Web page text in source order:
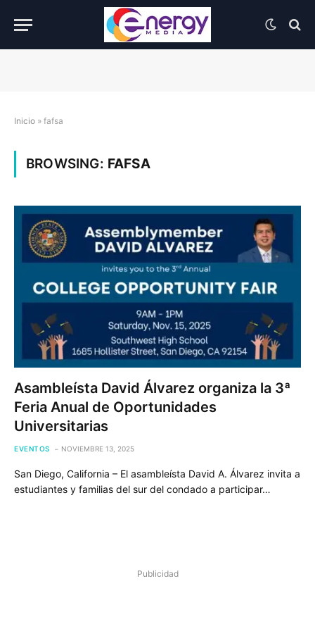
Inicio » fafsa
BROWSING: FAFSA
Asambleísta David Álvarez organiza la 3ª
Feria Anual de Oportunidades
Universitarias
EVENTOS NOVIEMBRE 13, 2025
San Diego, California – El asambleísta David A. Álvarez invita a
estudiantes y familias del sur del condado a participar…
Publicidad